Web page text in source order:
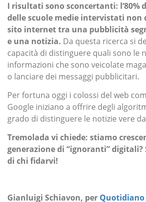
I risultati sono sconcertanti: l’80%
delle scuole medie intervistati non
sito internet tra una pubblicità
e una notizia. Da questa ricerca si
capacità di distinguere quali sono le
informazioni che sono veicolate
o lanciare dei messaggi pubblicitari.
Per fortuna oggi i colossi del web
Google iniziano a offrire degli
grado di distinguere le notizie vere
Tremolada vi chiede: stiamo
generazione di “ignoranti” digitali?
di chi fidarvi!
Gianluigi Schiavon, per